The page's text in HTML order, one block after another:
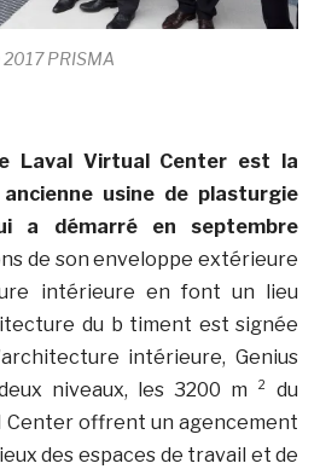
2017 PRISMA
Laval Virtual Center est la
usine de plasturgie
a démarré en septembre
de son enveloppe extérieure
intérieure en font un lieu
du b timent est signée
intérieure, Genius
niveaux, les 3200 m ² du
Center offrent un agencement
des espaces de travail et de